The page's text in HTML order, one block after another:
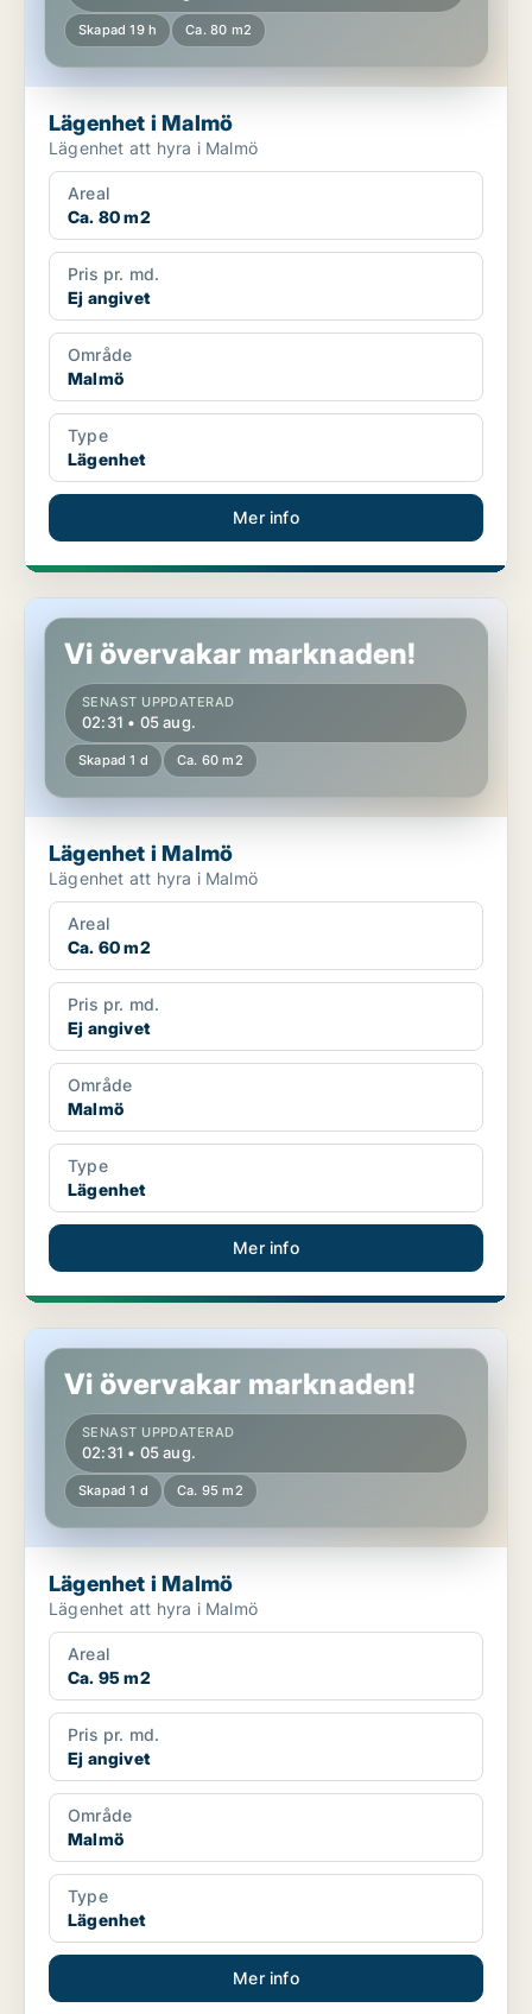
Skapad 19 h Ca. 80 m2
Lägenhet i Malmö
Lägenhet att hyra i Malmö
Areal
Ca. 80 m2
Pris pr. md.
Ej angivet
Område
Malmö
Type
Lägenhet
Mer info
Lägenhet i Malmö
Vi övervakar marknaden!
SENAST UPPDATERAD
02:31 • 05 aug.
Skapad 1 d Ca. 60 m2
Lägenhet i Malmö
Lägenhet att hyra i Malmö
Areal
Ca. 60 m2
Pris pr. md.
Ej angivet
Område
Malmö
Type
Lägenhet
Mer info
Lägenhet i Malmö
Vi övervakar marknaden!
SENAST UPPDATERAD
02:31 • 05 aug.
Skapad 1 d Ca. 95 m2
Lägenhet i Malmö
Lägenhet att hyra i Malmö
Areal
Ca. 95 m2
Pris pr. md.
Ej angivet
Område
Malmö
Type
Lägenhet
Mer info